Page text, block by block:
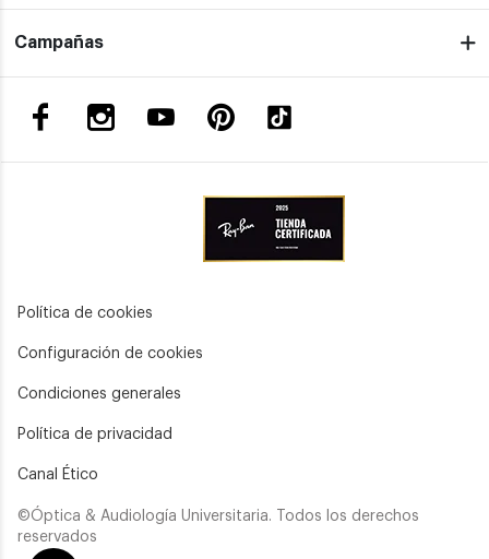
Campañas
Política de cookies
Configuración de cookies
Condiciones generales
Política de privacidad
Canal Ético
©Óptica & Audiología Universitaria. Todos los derechos
reservados